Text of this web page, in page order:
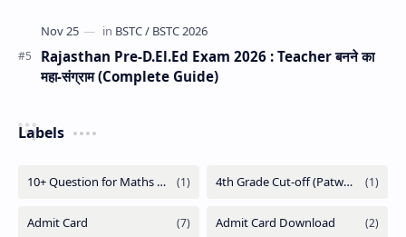
Rajasthan Pre-D.El.Ed Exam 2026 : Teacher बनने का
महा-संग्राम (Complete Guide)
Labels